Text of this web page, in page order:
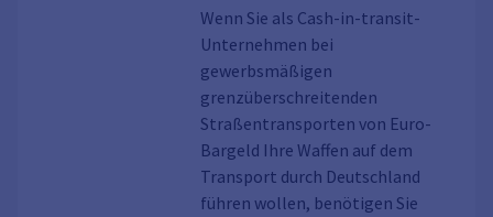
Wenn Sie als Cash-in-transit-
Unternehmen bei
gewerbsmäßigen
grenzüberschreitenden
Straßentransporten von Euro-
Bargeld Ihre Waffen auf dem
Transport durch Deutschland
führen wollen, benötigen Sie